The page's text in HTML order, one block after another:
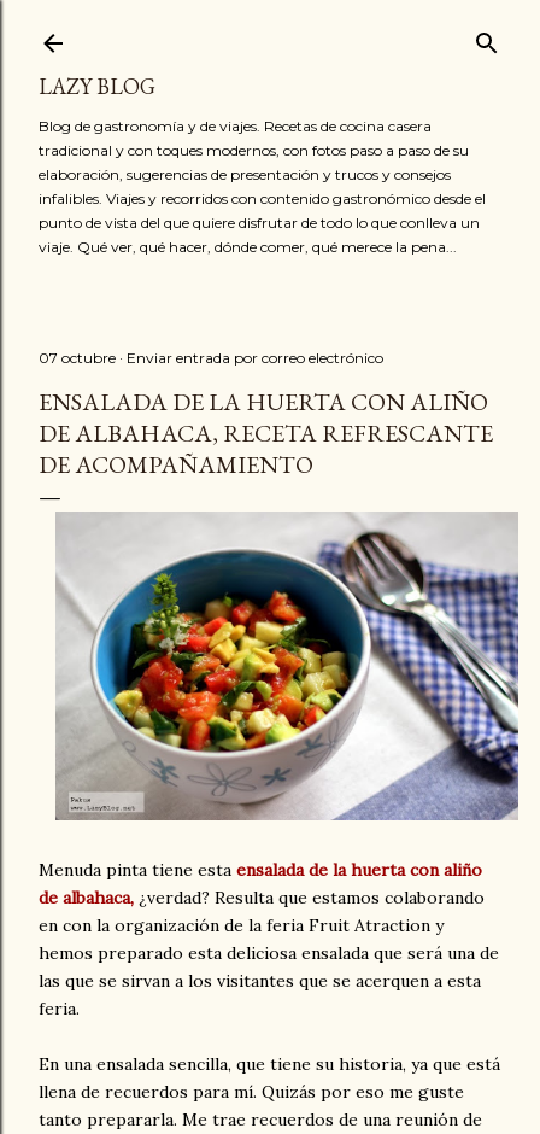
LAZY BLOG
Blog de gastronomía y de viajes. Recetas de cocina casera
tradicional y con toques modernos, con fotos paso a paso de su
elaboración, sugerencias de presentación y trucos y consejos
infalibles. Viajes y recorridos con contenido gastronómico desde el
punto de vista del que quiere disfrutar de todo lo que conlleva un
viaje. Qué ver, qué hacer, dónde comer, qué merece la pena...
07 octubre Enviar entrada por correo electrónico
ENSALADA DE LA HUERTA CON ALIÑO
DE ALBAHACA, RECETA REFRESCANTE
DE ACOMPAÑAMIENTO
Menuda pinta tiene esta ensalada de la huerta con aliño
de albahaca, ¿verdad? Resulta que estamos colaborando
en con la organización de la feria Fruit Atraction y
hemos preparado esta deliciosa ensalada que será una de
las que se sirvan a los visitantes que se acerquen a esta
feria.
En una ensalada sencilla, que tiene su historia, ya que está
llena de recuerdos para mí. Quizás por eso me guste
tanto prepararla. Me trae recuerdos de una reunión de